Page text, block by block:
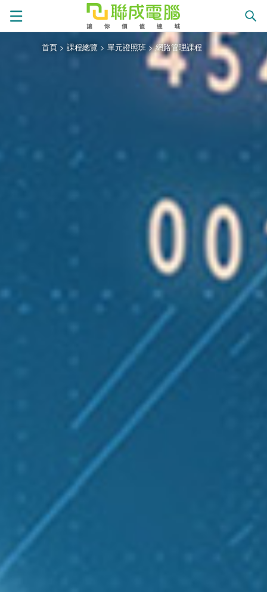
首頁 > 課程總覽 > 單元證照班 >網路管理課程